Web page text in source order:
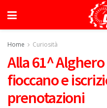
Home Curiosità
Alla 61^
fioccano e
prenotazioni